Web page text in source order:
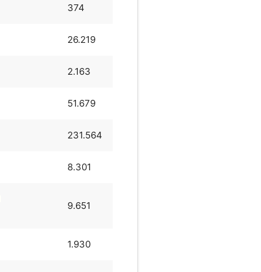
374
26.219
2.163
51.679
231.564
8.301
9.651
1.930